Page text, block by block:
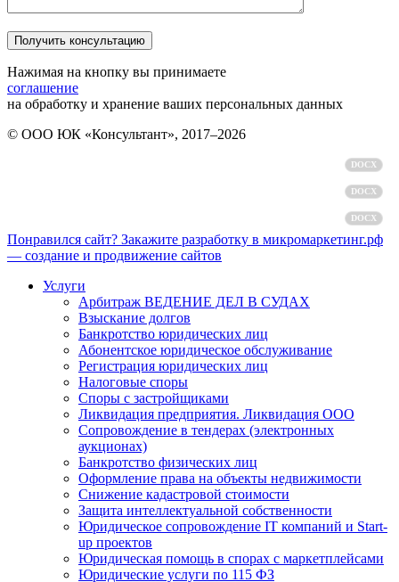
Нажимая на кнопку вы принимаете
соглашение
на обработку и хранение ваших персональных данных
© ООО ЮК «Консультант», 2017–2026
DOCX
DOCX
DOCX
Понравился сайт? Закажите разработку в микромаркетинг.рф
— создание и продвижение сайтов
Услуги
Арбитраж ВЕДЕНИЕ ДЕЛ В СУДАХ
Взыскание долгов
Банкротство юридических лиц
Абонентское юридическое обслуживание
Регистрация юридических лиц
Налоговые споры
Споры с застройщиками
Ликвидация предприятия. Ликвидация ООО
Сопровождение в тендерах (электронных
аукционах)
Банкротство физических лиц
Оформление права на объекты недвижимости
Снижение кадастровой стоимости
Защита интеллектуальной собственности
Юридическое сопровождение IT компаний и Start-
up проектов
Юридическая помощь в спорах с маркетплейсами
Юридические услуги по 115 ФЗ